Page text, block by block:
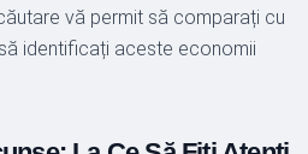
vă permit să comparați cu
identificați aceste economii